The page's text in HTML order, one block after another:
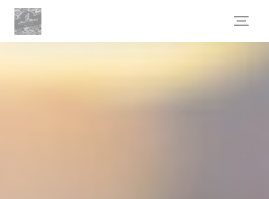
Cookies beheer paneel